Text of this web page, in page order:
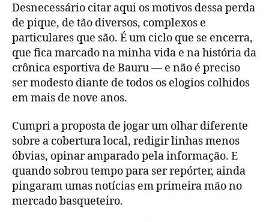
Desnecessário citar aqui os motivos dessa perda
de pique, de tão diversos, complexos e
particulares que são. É um ciclo que se encerra,
que fica marcado na minha vida e na história da
crônica esportiva de Bauru — e não é preciso
ser modesto diante de todos os elogios colhidos
em mais de nove anos.
Cumpri a proposta de jogar um olhar diferente
sobre a cobertura local, redigir linhas menos
óbvias, opinar amparado pela informação. E
quando sobrou tempo para ser repórter, ainda
pingaram umas notícias em primeira mão no
mercado basqueteiro.